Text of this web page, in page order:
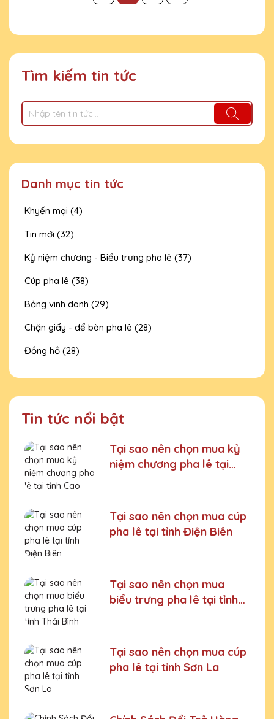
Tìm kiếm tin tức
Danh mục tin tức
Khyến mại (4)
Tin mới (32)
Kỷ niệm chương - Biểu trưng pha lê (37)
Cúp pha lê (38)
Bảng vinh danh (29)
Chặn giấy - để bàn pha lê (28)
Đồng hồ (28)
Tin tức nổi bật
Tại sao nên chọn mua kỷ
niệm chương pha lê tại
Tại sao nên chọn mua cúp
pha lê tại tỉnh Điện Biên
Tại sao nên chọn mua
biểu trưng pha lê tại tỉnh
Tại sao nên chọn mua cúp
pha lê tại tỉnh Sơn La